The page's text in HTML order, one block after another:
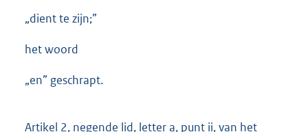
„dient te zijn;”
het woord
„en” geschrapt.
Artikel 2, negende lid, letter a, punt ii, van het